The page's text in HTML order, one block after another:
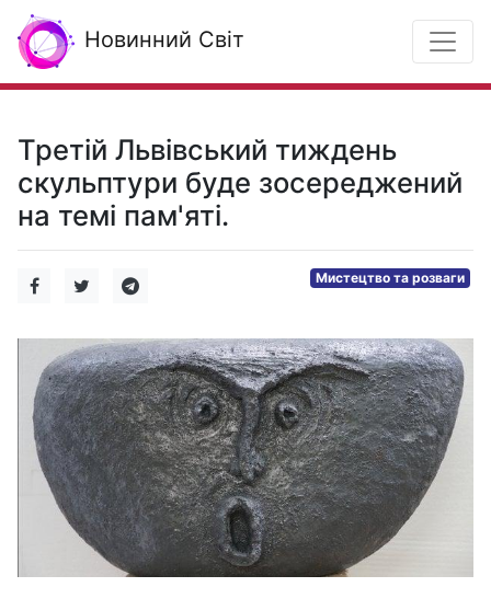
Новинний Світ
Третій Львівський тиждень
скульптури буде зосереджений
на темі пам'яті.
Мистецтво та розваги